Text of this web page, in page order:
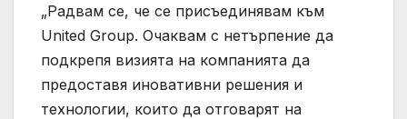
„Радвам се, че се присъединявам към
United Group. Очаквам с нетърпение да
подкрепя визията на компанията да
предоставя иновативни решения и
технологии, които да отговарят на